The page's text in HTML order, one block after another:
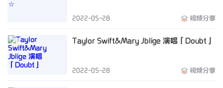
2022-05-28 视频分享
Taylor Swift&Mary Jblige 演唱「Doubt」
2022-05-28 视频分享